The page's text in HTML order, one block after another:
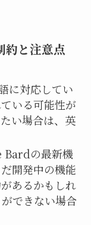
と注意点
に対応してい
いる可能性が
い場合は、英
Bardの最新機
開発中の機能
あるかもしれ
できない場合